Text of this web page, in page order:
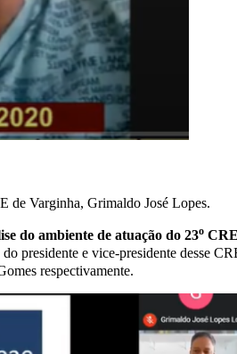
de Varginha, Grimaldo José Lopes.
do ambiente de atuação do 23o
presidente e vice-presidente desse
respectivamente.